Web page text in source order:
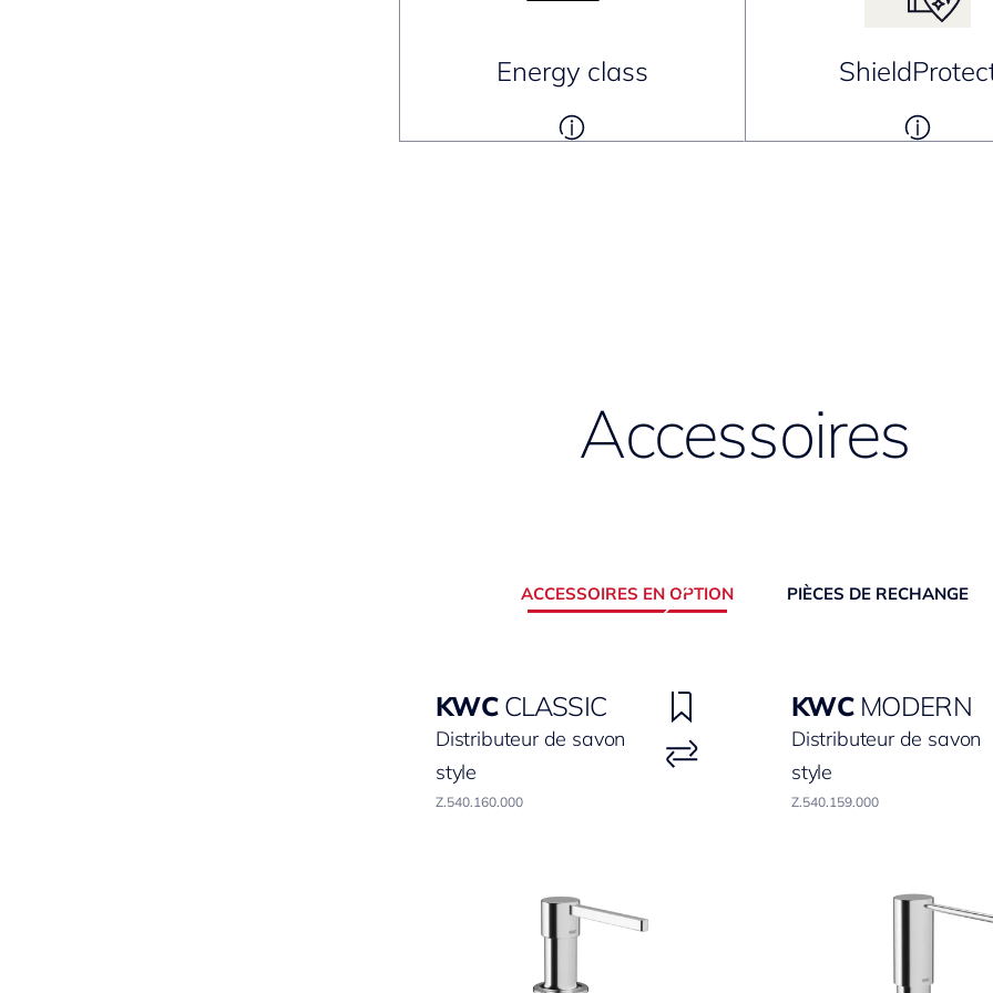
Energy class
Accessoires
ACCESSOIRES EN OPTION PIÈCES DE RECHANGE
KWC CLASSIC
Distributeur de savon
style
Z.540.160.000
KWC MODERN
Distributeur de savon
style
Z.540.159.000